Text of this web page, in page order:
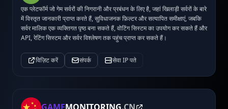
एक प्लेटफॉर्म जो गेम सर्वरों की निगरानी और प्रबंधन के लिए है, जहां खिलाड़ी सर्वरों के बारे
में विस्तृत जानकारी प्राप्त करते हैं, सुविधाजनक फ़िल्टर और सत्यापित समीक्षाएं, जबकि
सर्वर मालिक एक व्यक्तिगत पृष्ठ बना सकते हैं, वोटिंग सिस्टम का उपयोग कर सकते हैं और
API, रेटिंग सिस्टम और सर्वर विश्लेषण तक पहुंच प्राप्त कर सकते हैं।
विज़िट करें संपर्क सेवा IP पते